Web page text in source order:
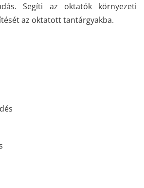
Segíti az oktatók környezeti
az oktatott tantárgyakba.